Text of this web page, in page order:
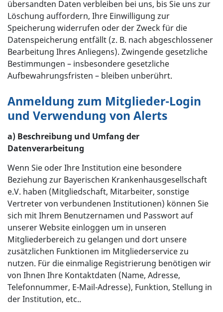
übersandten Daten verbleiben bei uns, bis Sie uns zur
Löschung auffordern, Ihre Einwilligung zur
Speicherung widerrufen oder der Zweck für die
Datenspeicherung entfällt (z. B. nach abgeschlossener
Bearbeitung Ihres Anliegens). Zwingende gesetzliche
Bestimmungen – insbesondere gesetzliche
Aufbewahrungsfristen – bleiben unberührt.
Anmeldung zum Mitglieder-Login
und Verwendung von Alerts
a) Beschreibung und Umfang der
Datenverarbeitung
Wenn Sie oder Ihre Institution eine besondere
Beziehung zur Bayerischen Krankenhausgesellschaft
e.V. haben (Mitgliedschaft, Mitarbeiter, sonstige
Vertreter von verbundenen Institutionen) können Sie
sich mit Ihrem Benutzernamen und Passwort auf
unserer Website einloggen um in unseren
Mitgliederbereich zu gelangen und dort unsere
zusätzlichen Funktionen im Mitgliederservice zu
nutzen. Für die einmalige Registrierung benötigen wir
von Ihnen Ihre Kontaktdaten (Name, Adresse,
Telefonnummer, E-Mail-Adresse), Funktion, Stellung in
der Institution, etc..